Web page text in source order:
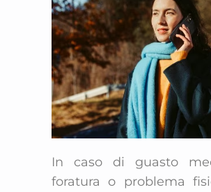
In caso di guasto
foratura o problema